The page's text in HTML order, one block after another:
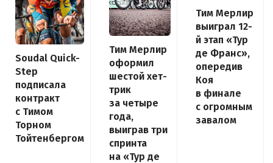
Soudal Quick-
Step
подписала
контракт
с Тимом
Торном
Тойтенбергом
Тим Мерлир
оформил
шестой хет-
трик
за четыре
года,
выиграв три
спринта
на «Тур де
Тим Мерлир
выиграл 12-
й этап «Тур
де Франс»,
опередив
Коя
в финале
с огромным
завалом